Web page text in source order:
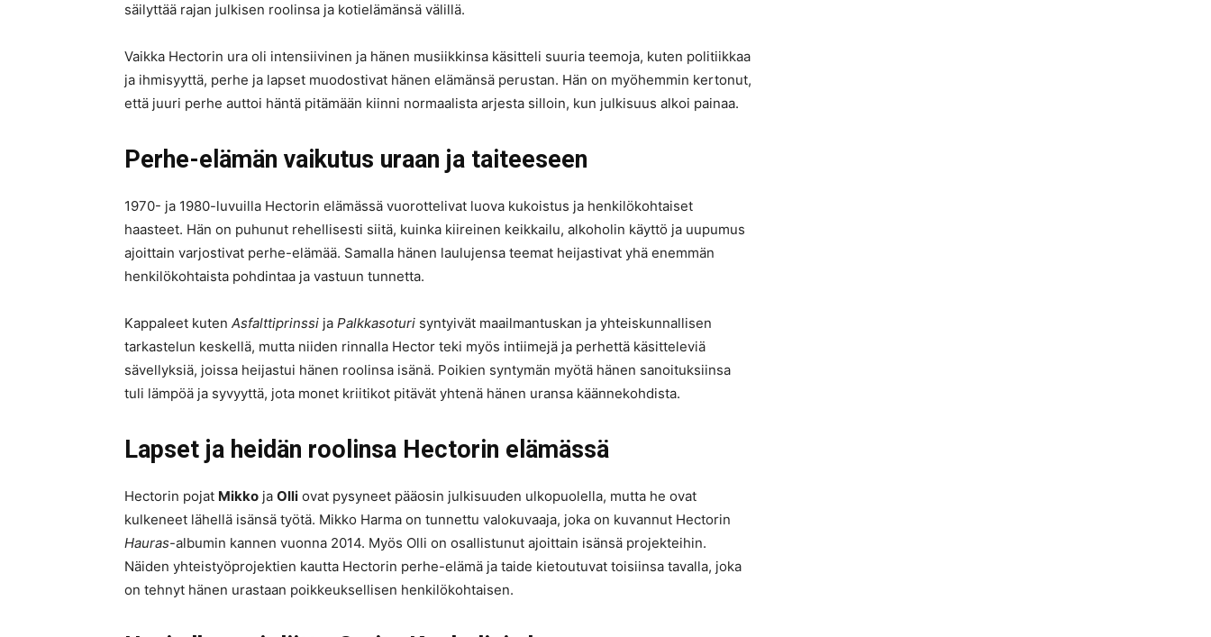
säilyttää rajan julkisen roolinsa ja kotielämänsä välillä.
Vaikka Hectorin ura oli intensiivinen ja hänen musiikkinsa käsitteli suuria teemoja, kuten politiikkaa
ja ihmisyyttä, perhe ja lapset muodostivat hänen elämänsä perustan. Hän on myöhemmin kertonut,
että juuri perhe auttoi häntä pitämään kiinni normaalista arjesta silloin, kun julkisuus alkoi painaa.
Perhe-elämän vaikutus uraan ja taiteeseen
1970- ja 1980-luvuilla Hectorin elämässä vuorottelivat luova kukoistus ja henkilökohtaiset
haasteet. Hän on puhunut rehellisesti siitä, kuinka kiireinen keikkailu, alkoholin käyttö ja uupumus
ajoittain varjostivat perhe-elämää. Samalla hänen laulujensa teemat heijastivat yhä enemmän
henkilökohtaista pohdintaa ja vastuun tunnetta.
Kappaleet kuten Asfalttiprinssi ja Palkkasoturi syntyivät maailmantuskan ja yhteiskunnallisen
tarkastelun keskellä, mutta niiden rinnalla Hector teki myös intiimejä ja perhettä käsitteleviä
sävellyksiä, joissa heijastui hänen roolinsa isänä. Poikien syntymän myötä hänen sanoituksiinsa
tuli lämpöä ja syvyyttä, jota monet kriitikot pitävät yhtenä hänen uransa käännekohdista.
Lapset ja heidän roolinsa Hectorin elämässä
Hectorin pojat Mikko ja Olli ovat pysyneet pääosin julkisuuden ulkopuolella, mutta he ovat
kulkeneet lähellä isänsä työtä. Mikko Harma on tunnettu valokuvaaja, joka on kuvannut Hectorin
Hauras-albumin kannen vuonna 2014. Myös Olli on osallistunut ajoittain isänsä projekteihin.
Näiden yhteistyöprojektien kautta Hectorin perhe-elämä ja taide kietoutuvat toisiinsa tavalla, joka
on tehnyt hänen urastaan poikkeuksellisen henkilökohtaisen.